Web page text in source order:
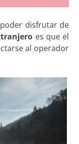
disfrutar de
es que el
al operador